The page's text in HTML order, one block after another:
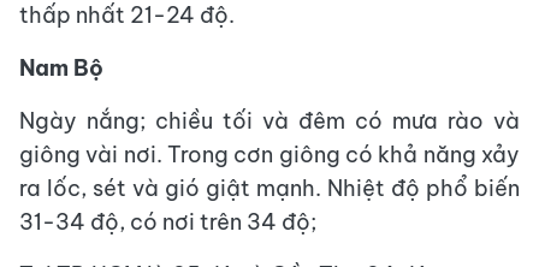
thấp nhất 21-24 độ.
Nam Bộ
Ngày nắng; chiều tối và đêm có mưa rào và
giông vài nơi. Trong cơn giông có khả năng xảy
ra lốc, sét và gió giật mạnh. Nhiệt độ phổ biến
31-34 độ, có nơi trên 34 độ;